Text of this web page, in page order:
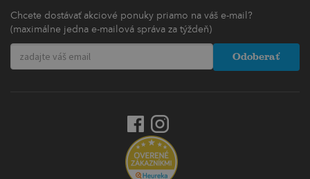
Chcete dostávať akciové ponuky priamo na váš e-mail?
(maximálne jedna e-mailová správa za týždeň)
Odoberať